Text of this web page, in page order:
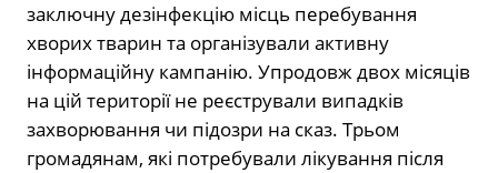
заключну дезінфекцію місць перебування
хворих тварин та організували активну
інформаційну кампанію. Упродовж двох місяців
на цій території не реєстрували випадків
захворювання чи підозри на сказ. Трьом
громадянам, які потребували лікування після